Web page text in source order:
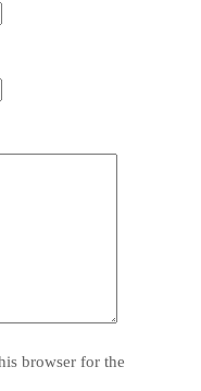
browser for the